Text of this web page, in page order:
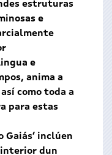
estruturas
e
e
anima a
como toda a
para estas
Gaiás’ inclúen
dun